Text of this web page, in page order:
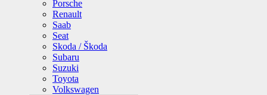
Porsche
Renault
Saab
Seat
Skoda / Škoda
Subaru
Suzuki
Toyota
Volkswagen